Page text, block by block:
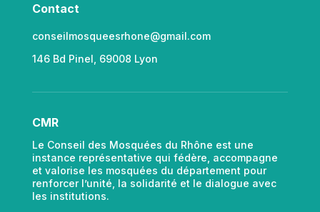
Contact
conseilmosqueesrhone@gmail.com
146 Bd Pinel, 69008 Lyon
CMR
Le Conseil des Mosquées du Rhône est une
instance représentative qui fédère, accompagne
et valorise les mosquées du département pour
renforcer l’unité, la solidarité et le dialogue avec
les institutions.